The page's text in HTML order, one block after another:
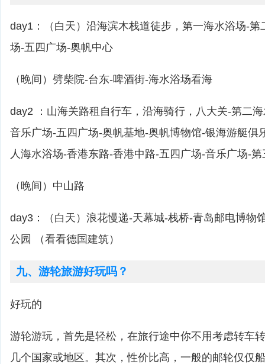
day1：（白天）沿海滨木栈道徒步，第一海水浴场-第
场-五四广场-奥帆中心
（晚间）劈柴院-台东-啤酒街-海水浴场看海
day2 ：山海关路租自行车，沿海骑行，八大关-第二
音乐广场-五四广场-奥帆基地-奥帆博物馆-银海游艇俱
人海水浴场-香港东路-香港中路-五四广场-音乐广场-
（晚间）中山路
day3：（白天）浪花慢递-天幕城-栈桥-青岛邮电博物
公园 （看看德国建筑）
九、游轮旅游好玩吗？
好玩的
游轮游玩，首先是轻松，在旅行途中你不用考虑转车
几个国家或地区。其次，性价比高，一般的邮轮仅仅